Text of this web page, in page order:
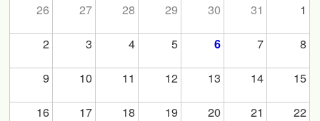
26 27 28 29 30 31
1
2
3 4 5 6 7
8
9
10 11 12 13 14
15
16
17 18 19 20 21
22